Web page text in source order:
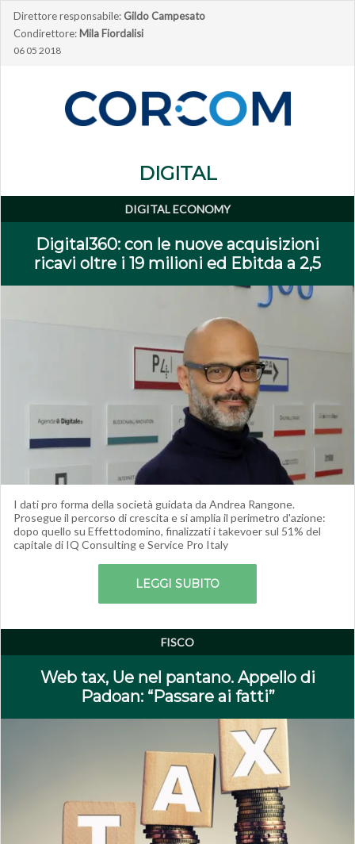
Direttore responsabile:Gildo Campesato
Condirettore: Mila Fiordalisi
06 05 2018
DIGITAL
DIGITAL ECONOMY
Digital360: con le nuove acquisizioni
ricavi oltre i 19 milioni ed Ebitda a 2,5
I dati pro forma della società guidata da Andrea Rangone.
Prosegue il percorso di crescita e si amplia il perimetro d'azione:
dopo quello su Effettodomino, finalizzati i takevoer sul 51% del
capitale di IQ Consulting e Service Pro Italy
LEGGI SUBITO
FISCO
Web tax, Ue nel pantano. Appello di
Padoan: “Passare ai fatti”